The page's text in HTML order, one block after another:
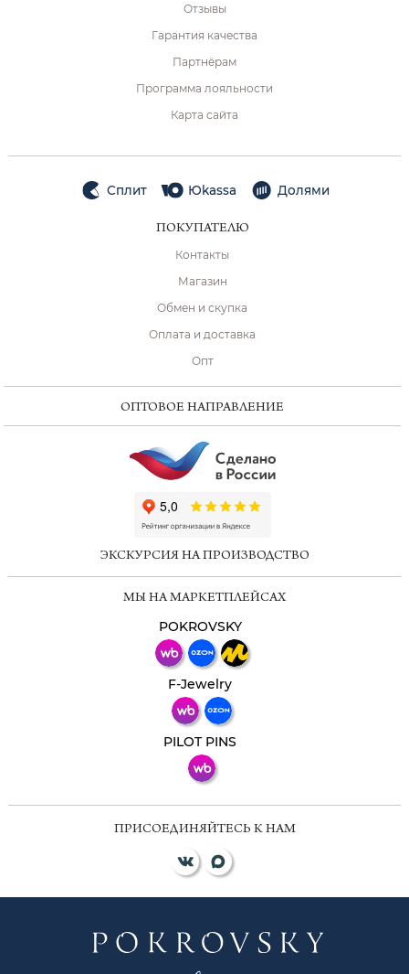
Отзывы
Гарантия качества
Партнёрам
Программа лояльности
Карта сайта
Сплит Юkassa Долями
ПОКУПАТЕЛЮ
Контакты
Магазин
Обмен и скупка
Оплата и доставка
Опт
ОПТОВОЕ НАПРАВЛЕНИЕ
ЭКСКУРСИЯ НА ПРОИЗВОДСТВО
МЫ НА МАРКЕТПЛЕЙСАХ
POKROVSKY
F-Jewelry
PILOT PINS
ПРИСОЕДИНЯЙТЕСЬ К НАМ